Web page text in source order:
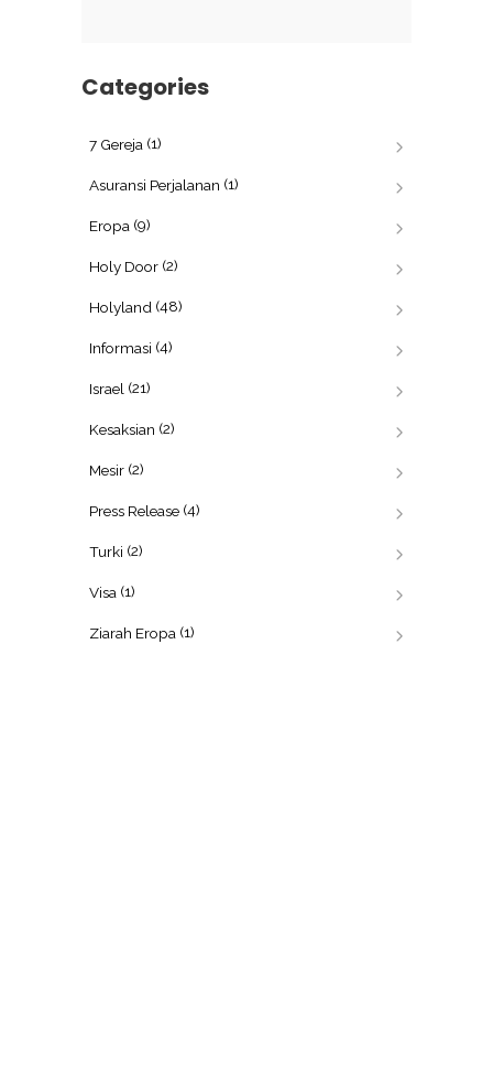
Categories
7 Gereja (1)
Asuransi Perjalanan (1)
Eropa (9)
Holy Door (2)
Holyland (48)
Informasi (4)
Israel (21)
Kesaksian (2)
Mesir (2)
Press Release (4)
Turki (2)
Visa (1)
Ziarah Eropa (1)